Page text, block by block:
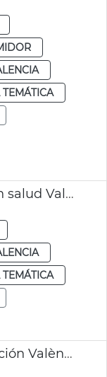
Conclusión curso promoción salud València
Disolución definitiva Fundación València Activa